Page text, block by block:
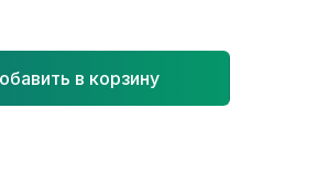
в корзину